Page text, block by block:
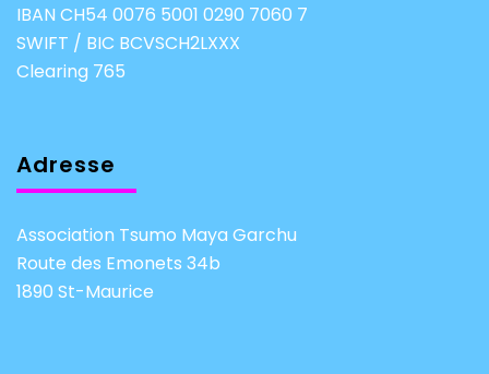
IBAN CH54 0076 5001 0290 7060 7
SWIFT / BIC BCVSCH2LXXX
Clearing 765
Adresse
Association Tsumo Maya Garchu
Route des Emonets 34b
1890 St-Maurice